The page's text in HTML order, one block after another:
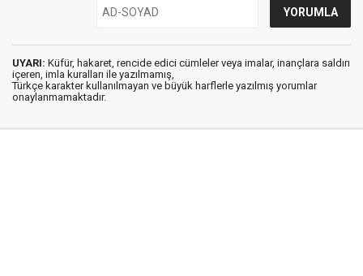
UYARI: Küfür, hakaret, rencide edici cümleler veya imalar, inançlara saldırı
içeren, imla kuralları ile yazılmamış,
Türkçe karakter kullanılmayan ve büyük harflerle yazılmış yorumlar
onaylanmamaktadır.